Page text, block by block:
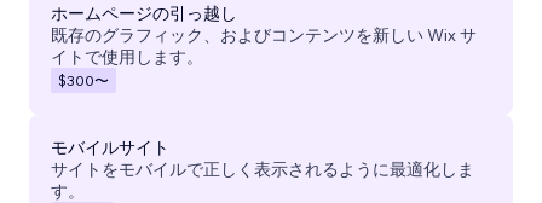
ホームページの引っ越し
既存のグラフィック、およびコンテンツを新しい Wix サ
イトで使用します。
$300〜
モバイルサイト
サイトをモバイルで正しく表示されるように最適化しま
す。